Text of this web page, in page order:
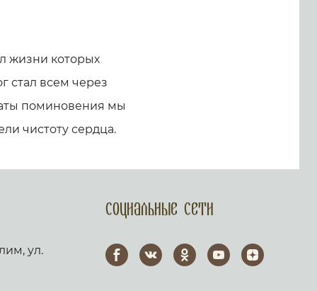
жизни которых
стал всем через
поминовения мы
чистоту сердца.
ул.
Социальные сети